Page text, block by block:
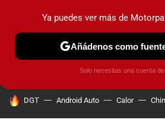
PRUEBAS COCHES ELÉCTRICOS
HOY SE HABLA DE
DGT Android Auto Calor
Ya puedes ver más de
Añádenos como
Solo necesitas una cuenta